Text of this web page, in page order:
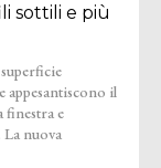
sottili e più